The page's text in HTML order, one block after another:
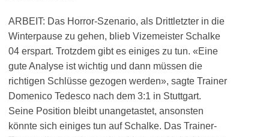
ARBEIT: Das Horror-Szenario, als Drittletzter in die
Winterpause zu gehen, blieb Vizemeister Schalke
04 erspart. Trotzdem gibt es einiges zu tun. «Eine
gute Analyse ist wichtig und dann müssen die
richtigen Schlüsse gezogen werden», sagte Trainer
Domenico Tedesco nach dem 3:1 in Stuttgart.
Seine Position bleibt unangetastet, ansonsten
könnte sich einiges tun auf Schalke. Das Trainer-